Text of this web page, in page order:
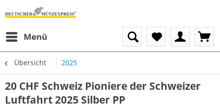
Menü
Übersicht 2025
20 CHF Schweiz Pioniere der Schweizer
Luftfahrt 2025 Silber PP